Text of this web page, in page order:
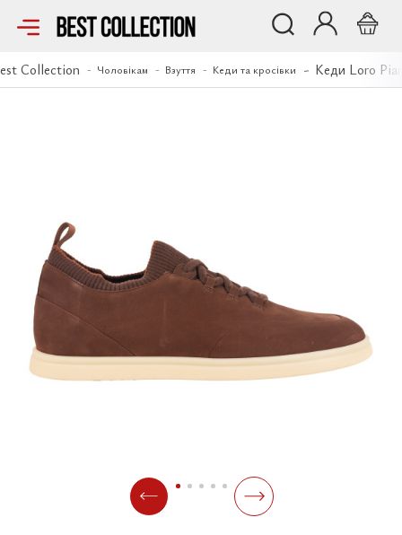
Collection Чоловікам Взуття Кеди та кросівки Кеди Loro
Кеди Loro Piana